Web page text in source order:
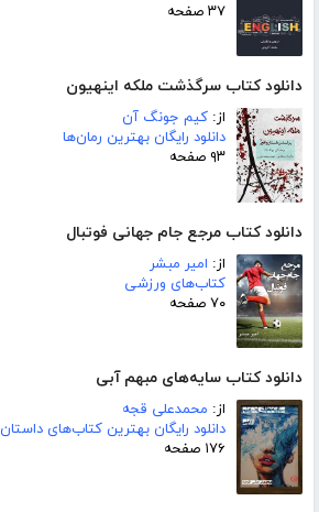
۳۷ صفحه
دانلود کتاب سرگذشت ملکه اینهیون
از: کیم جونگ آن
دانلود رایگان بهترین رمان‌ها
۹۳ صفحه
دانلود کتاب مرجع جام جهانی فوتبال
از: امیر مبشر
کتاب‌های ورزشی
۷۰ صفحه
دانلود کتاب سایه‌های مبهم آبی
از: محمدعلی قجه
دانلود رایگان بهترین کتاب‌های داستان
۱۷۶ صفحه